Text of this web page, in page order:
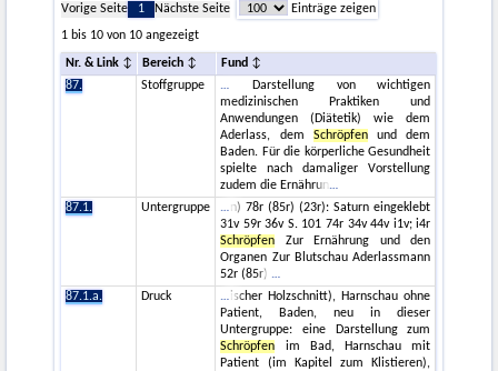
Vorige Seite 1 Nächste Seite
Einträge zeigen
1 bis 10 von 10 angezeigt
Nr. & Link Bereich
Fund
87.
Stoffgruppe
Darstellung von wichtigen
medizinischen Praktiken und
Anwendungen (Diätetik) wie dem
Aderlass, dem Schröpfenund dem
Baden. Für die körperliche Gesundheit
spielte nach damaliger Vorstellung
zudem die Ernährun
87.1.
Untergruppe
n) 78r (85r) (23r): Saturn eingeklebt
31v 59r 36v S. 101 74r 34v 44v i1v; i4r
Schröpfen Zur Ernährung und den
Organen Zur Blutschau Aderlassmann
52r (85r)
87.1.a.
Druck
ischer Holzschnitt), Harnschau ohne
Patient, Baden, neu in dieser
Untergruppe: eine Darstellung zum
Schröpfen im Bad, Harnschau mit
Patient (im Kapitel zum Klistieren),